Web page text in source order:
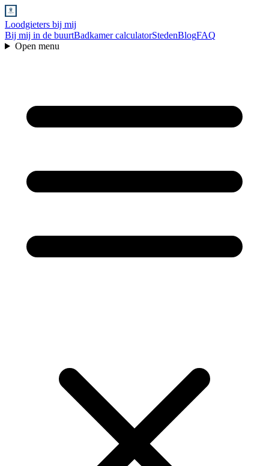
Loodgieters bij mij
Bij mij in de buurtBadkamer calculatorStedenBlogFAQ
Open menu